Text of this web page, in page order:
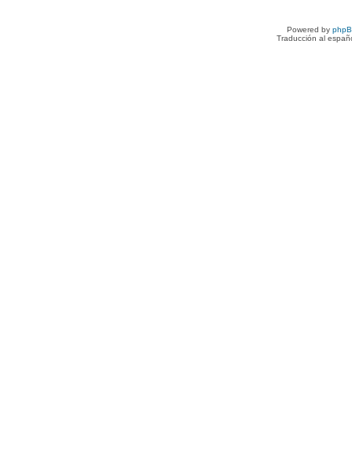
Powered by
Traducción al